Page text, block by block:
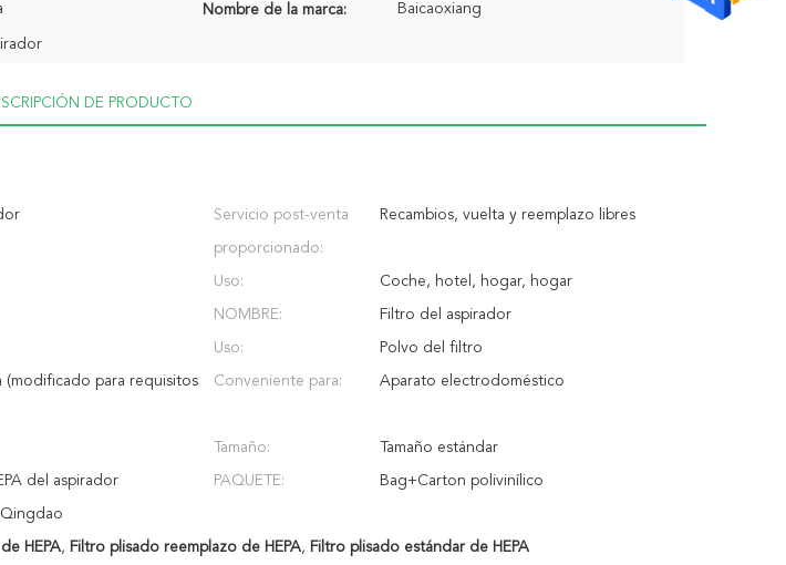
Nombre de la marca: Baicaoxiang
DE PRODUCTO
Servicio post-venta
proporcionado:
Recambios, vuelta y reemplazo libres
Uso: Coche, hotel, hogar, hogar
NOMBRE: Filtro del aspirador
Uso: Polvo del filtro
(modificado para requisitos Conveniente para: Aparato electrodoméstico
Tamaño: Tamaño estándar
del aspirador PAQUETE: Bag+Carton polivinílico
HEPA, Filtro plisado reemplazo de HEPA, Filtro plisado estándar de HEPA